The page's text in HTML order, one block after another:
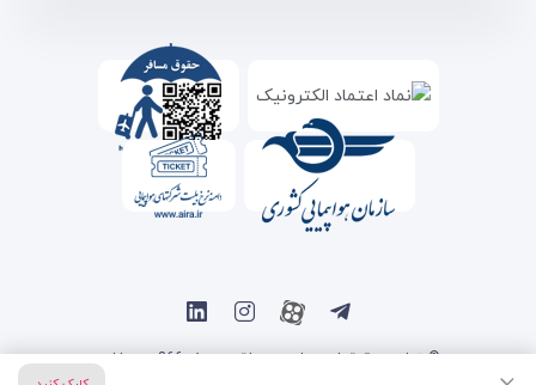
© تمامی حقوق این سایت متعلق به سفر 366 می باشد.